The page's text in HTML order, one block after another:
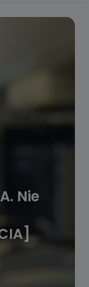
Nie